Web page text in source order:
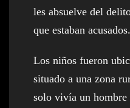
les absuelve del
que estaban acusados.
Los niños fueron
situado a una zona
solo vivía un hombre